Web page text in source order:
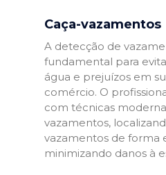
Caça-vazamentos
A detecção de
fundamental para
água e prejuízos em
comércio. O
com técnicas
vazamentos,
vazamentos de forma
minimizando danos à